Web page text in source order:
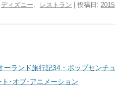
ディズニー レストラン | 投稿日:
ーランド旅行記34・ポップセンチ
ト･オブ･アニメーション